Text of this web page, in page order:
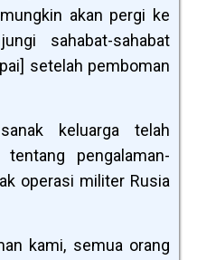
akan pergi ke
sahabat-sahabat
setelah pemboman
keluarga telah
pengalaman-
operasi militer Rusia
kami, semua orang